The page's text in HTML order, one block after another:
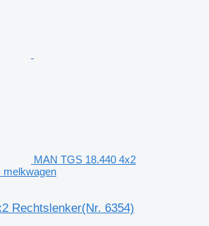
MAN TGS 18.440 4x2
melkwagen
Rechtslenker(Nr. 6354)